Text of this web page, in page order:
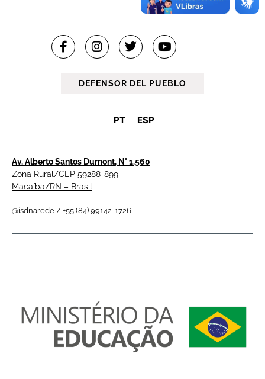
DEFENSOR DEL PUEBLO
PT ESP
Av. Alberto Santos Dumont, N° 1.560
Zona Rural/CEP 59288-899
Macaíba/RN – Brasil
@isdnarede / +55 (84) 99142-1726